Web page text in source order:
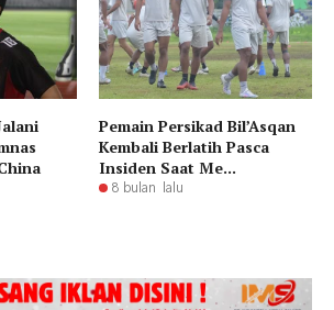
Pemain Persikad Bil’Asqan
Kembali Berlatih Pasca
Insiden Saat Me...
8 bulan lalu